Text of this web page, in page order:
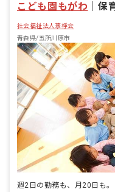
こども園もがわ ｜保
社会福祉法人菉桴会
青森県/五所川原市